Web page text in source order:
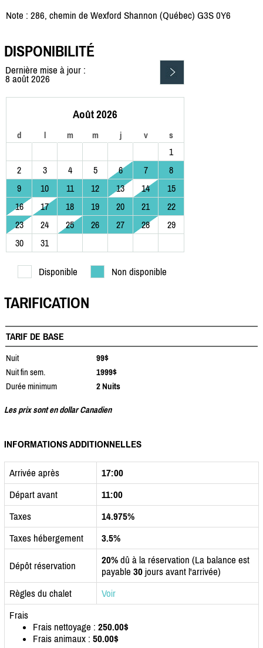
Note : 286, chemin de Wexford Shannon (Québec) G3S 0Y6
DISPONIBILITÉ
Dernière mise à jour :
8 août 2026
Août 2026
d l m m j v s
1
2
3 4 5 6 7
8
9
10 11 12 13 14
15
16
17 18 19 20 21
22
23
24 25 26 27 28
29
30
31
Disponible Non disponible
TARIFICATION
TARIF DE BASE
Nuit
99$
Nuit fin sem.
1999$
Durée minimum
2 Nuits
Les prix sont en dollar Canadien
INFORMATIONS ADDITIONNELLES
Arrivée après
17:00
Départ avant
11:00
Taxes
14.975%
Taxes hébergement
3.5%
Dépôt réservation 20% dû à la réservation (La balance est
payable 30 jours avant l'arrivée)
Règles du chalet
Voir
Frais
Frais nettoyage : 250.00$
Frais animaux : 50.00$